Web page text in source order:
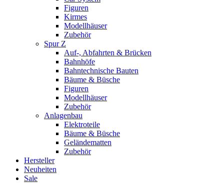
Figuren
Kirmes
Modellhäuser
Zubehör
Spur Z
Auf-, Abfahrten & Brücken
Bahnhöfe
Bahntechnische Bauten
Bäume & Büsche
Figuren
Modellhäuser
Zubehör
Anlagenbau
Elektroteile
Bäume & Büsche
Geländematten
Zubehör
Hersteller
Neuheiten
Sale